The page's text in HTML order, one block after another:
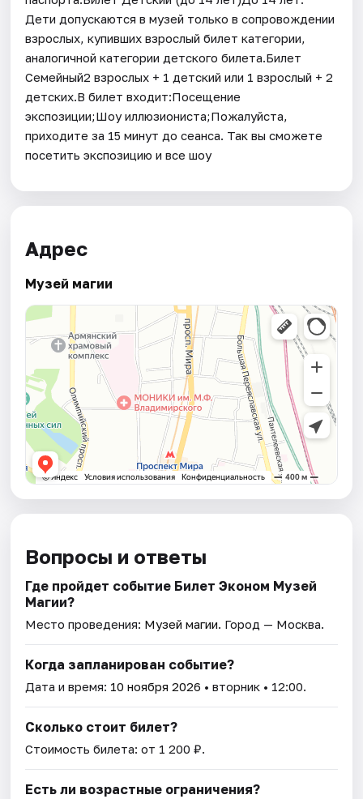
Дети допускаются в музей только в сопровождении
взрослых, купивших взрослый билет категории,
аналогичной категории детского билета.Билет
Семейный2 взрослых + 1 детский или 1 взрослый + 2
детских.В билет входит:Посещение
экспозиции;Шоу иллюзиониста;Пожалуйста,
приходите за 15 минут до сеанса. Так вы сможете
посетить экспозицию и все шоу
Адрес
Музей магии
Вопросы и ответы
Где пройдет событие Билет Эконом Музей
Магии?
Место проведения: Музей магии. Город — Москва.
Когда запланирован событие?
Дата и время: 10 ноября 2026 • вторник • 12:00.
Сколько стоит билет?
Стоимость билета: от 1 200 ₽.
Есть ли возрастные ограничения?